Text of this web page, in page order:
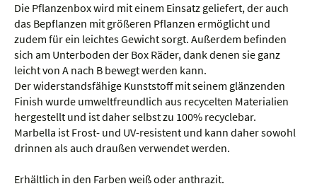
Die Pflanzenbox wird mit einem Einsatz geliefert, der auch
das Bepflanzen mit größeren Pflanzen ermöglicht und
zudem für ein leichtes Gewicht sorgt. Außerdem befinden
sich am Unterboden der Box Räder, dank denen sie ganz
leicht von A nach B bewegt werden kann.
Der widerstandsfähige Kunststoff mit seinem glänzenden
Finish wurde umweltfreundlich aus recycelten Materialien
hergestellt und ist daher selbst zu 100% recyclebar.
Marbella ist Frost- und UV-resistent und kann daher sowohl
drinnen als auch draußen verwendet werden.
Erhältlich in den Farben weiß oder anthrazit.